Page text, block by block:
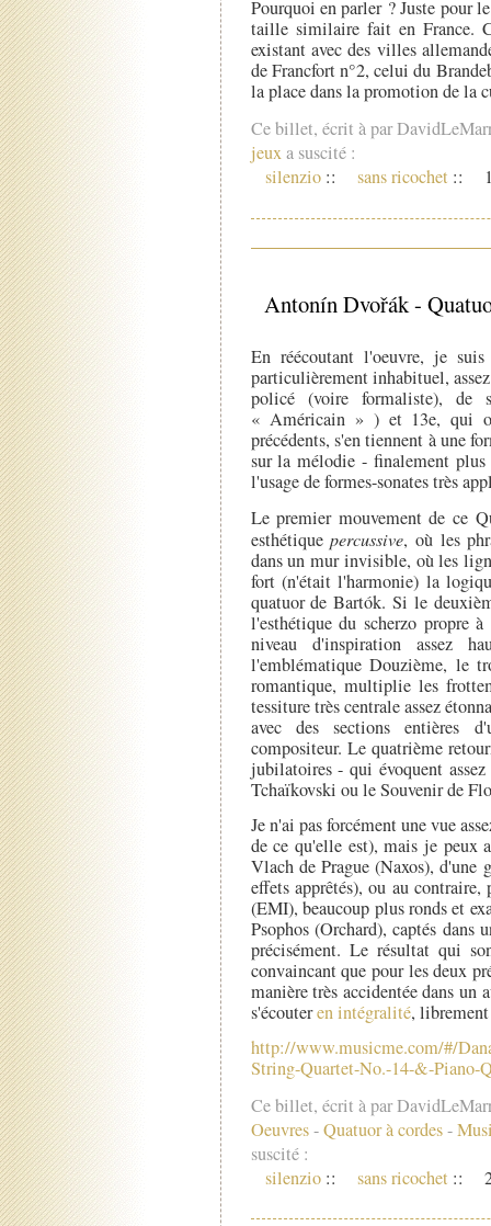
Pourquoi en parler ? Juste pour
taille similaire fait en France.
existant avec des villes
de Francfort n°2, celui du
la place dans la promotion de la
Ce billet, écrit à par
jeuxa suscité :
silenzio :: sans ricochet ::
Antonín Dvořák -
En réécoutant l'oeuvre, je
particulièrement inhabituel,
policé (voire formaliste), de
« Américain » ) et 13e, qui
précédents, s'en tiennent à une
sur la mélodie - finalement plus
l'usage de formes-sonates très
Le premier mouvement de ce
esthétiquepercussive, où les
dans un mur invisible, où les
fort (n'était l'harmonie) la
quatuor de Bartók. Si le
l'esthétique du scherzo propre
niveau d'inspiration assez
l'emblématique Douzième, le
romantique, multiplie les
tessiture très centrale assez
avec des sections entières
compositeur. Le quatrième
jubilatoires - qui évoquent
Tchaïkovski ou le Souvenir de
Je n'ai pas forcément une vue
de ce qu'elle est), mais je peux
Vlach de Prague (Naxos), d'une
effets apprêtés), ou au
(EMI), beaucoup plus ronds et
Psophos (Orchard), captés dans
précisément. Le résultat qui
convaincant que pour les deux
manière très accidentée dans
s'écouteren intégralité,
http://www.musicme.com/#/
String-Quartet-No.-14-&-Piano-
Ce billet, écrit à par
Oeuvres-Quatuor à cordes-
suscité :
silenzio :: sans ricochet ::